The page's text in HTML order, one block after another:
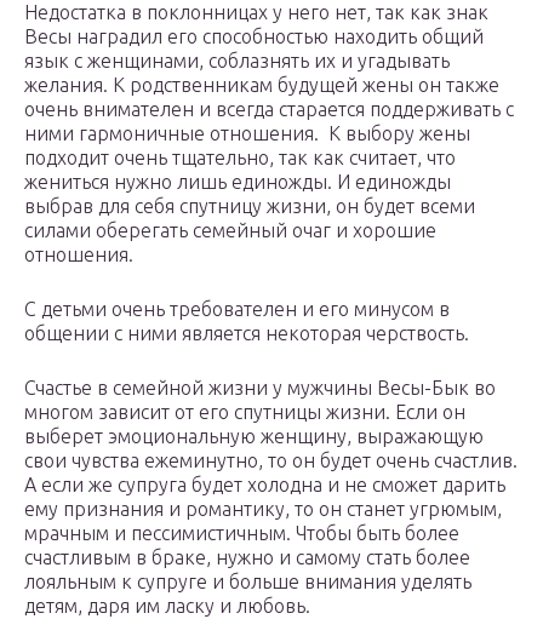
Недостатка в поклонницах у него нет, так как знак
Весы наградил его способностью находить общий
язык с женщинами, соблазнять их и угадывать
желания. К родственникам будущей жены он также
очень внимателен и всегда старается поддерживать с
ними гармоничные отношения. К выбору жены
подходит очень тщательно, так как считает, что
жениться нужно лишь единожды. И единожды
выбрав для себя спутницу жизни, он будет всеми
силами оберегать семейный очаг и хорошие
отношения.
С детьми очень требователен и его минусом в
общении с ними является некоторая черствость.
Счастье в семейной жизни у мужчины Весы-Бык во
многом зависит от его спутницы жизни. Если он
выберет эмоциональную женщину, выражающую
свои чувства ежеминутно, то он будет очень счастлив.
А если же супруга будет холодна и не сможет дарить
ему признания и романтику, то он станет угрюмым,
мрачным и пессимистичным. Чтобы быть более
счастливым в браке, нужно и самому стать более
лояльным к супруге и больше внимания уделять
детям, даря им ласку и любовь.